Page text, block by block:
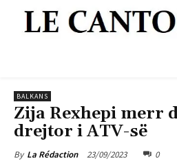
BALKANS
Zija Rexhepi merr
drejtor i ATV-së
By La Rédaction 23/09/2023 0